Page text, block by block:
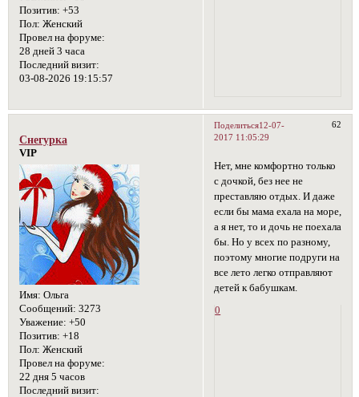
Позитив: +53
Пол: Женский
Провел на форуме:
28 дней 3 часа
Последний визит:
03-08-2026 19:15:57
Поделиться 62
12-07-
2017 11:05:29
Снегурка
VIP
Имя: Ольга
Сообщений: 3273
Уважение: +50
Позитив: +18
Пол: Женский
Провел на форуме:
22 дня 5 часов
Последний визит:
Нет, мне комфортно только
с дочкой, без нее не
преставляю отдых. И даже
если бы мама ехала на море,
а я нет, то и дочь не поехала
бы. Но у всех по разному,
поэтому многие подруги на
все лето легко отправляют
детей к бабушкам.
0